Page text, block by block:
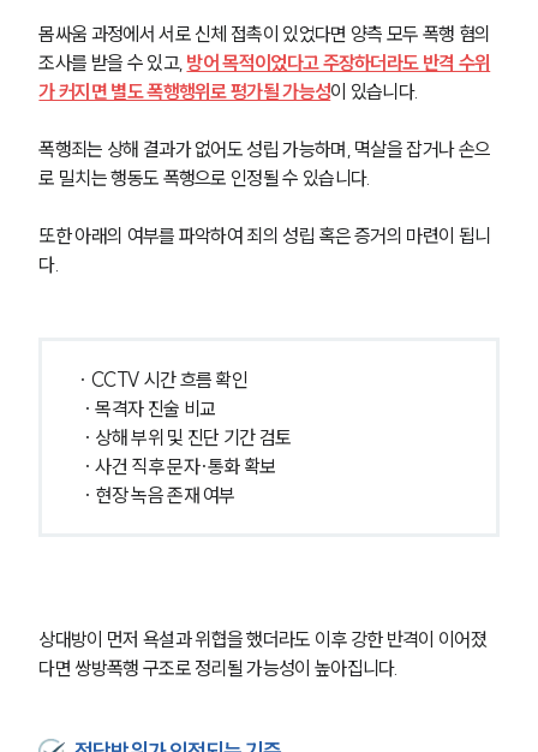
몸싸움 과정에서 서로 신체 접촉이 있었다면 양측 모두 폭행 혐의
조사를 받을 수 있고, 방어 목적이었다고 주장하더라도 반격 수위
가 커지면 별도 폭행행위로 평가될 가능성이 있습니다.
폭행죄는 상해 결과가 없어도 성립 가능하며, 멱살을 잡거나 손으
로 밀치는 행동도 폭행으로 인정될 수 있습니다.
또한 아래의 여부를 파악하여 죄의 성립 혹은 증거의 마련이 됩니
다.
· CCTV 시간 흐름 확인
· 목격자 진술 비교
· 상해 부위 및 진단 기간 검토
· 사건 직후 문자·통화 확보
· 현장 녹음 존재 여부
상대방이 먼저 욕설과 위협을 했더라도 이후 강한 반격이 이어졌
다면 쌍방폭행 구조로 정리될 가능성이 높아집니다.